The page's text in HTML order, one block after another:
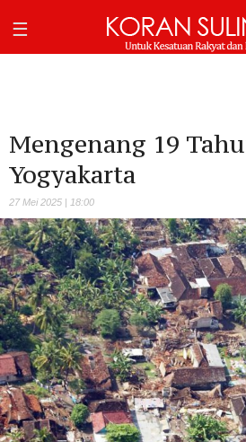
Mengenang 19
Yogyakarta
27 Mei 2025 | 18:00